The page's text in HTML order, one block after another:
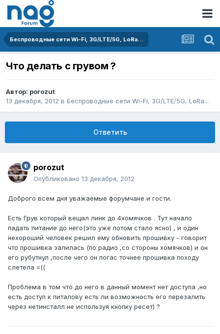
Беспроводные сети Wi-Fi, 3G/LTE/5G, LoRa...
Что делать с грувом ?
Автор: porozut
13 декабря, 2012 в Беспроводные сети Wi-Fi, 3G/LTE/5G, LoRa...
Ответить
porozut
Опубликовано 13 декабря, 2012
Доброго всем дня уважаемые форумчане и гости.
Есть Грув который вещал линк до 4хомячков . Тут начало
падать питание до него(это уже потом стало ясно) , и один
нехороший человек решил ему обновить прошивку - говорит
что прошивка залилась (по радио ,со стороны хомячков) и он
его рубутнул ,после чего он погас точнее прошивка походу
слетела =((
Проблема в том что до него в данный момент нет доступа ,но
есть доступ к питалову есть ли возможность его перезалить
через нетинсталл не используя кнопку ресет) ?